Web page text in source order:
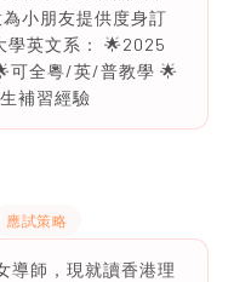
小朋友提供度身訂
學英文系： 🌟2025
可全粵/英/普教學 🌟
補習經驗
應試策略
導師，現就讀香港理